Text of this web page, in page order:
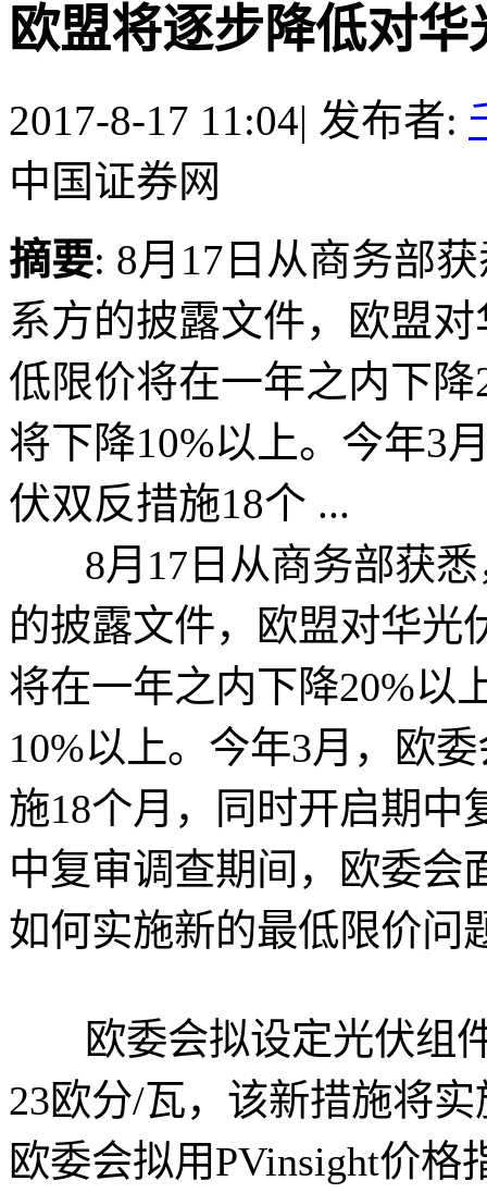
欧盟将逐步降低对
2017-8-17 11:04| 发布者:
中国证券网
摘要: 8月17日从商务部
系方的披露文件，欧盟
低限价将在一年之内下
将下降10%以上。今年3
伏双反措施18个 ...
8月17日从商务部获悉
的披露文件，欧盟对华光
将在一年之内下降20%以
10%以上。今年3月，欧
施18个月，同时开启期中
中复审调查期间，欧委会
如何实施新的最低限价问
欧委会拟设定光伏组件
23欧分/瓦，该新措施将
欧委会拟用PVinsight价